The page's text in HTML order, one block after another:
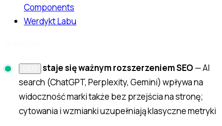
Components
Werdykt Labu
staje się ważnym rozszerzeniem SEO — AI
search (ChatGPT, Perplexity, Gemini) wpływa na
widoczność marki także bez przejścia na stronę;
cytowania i wzmianki uzupełniają klasyczne metryki